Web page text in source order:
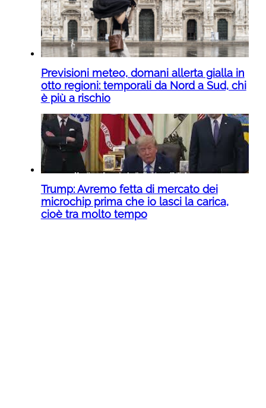
Previsioni meteo, domani allerta gialla in
otto regioni: temporali da Nord a Sud, chi
è più a rischio
Trump: Avremo fetta di mercato dei
microchip prima che io lasci la carica,
cioè tra molto tempo